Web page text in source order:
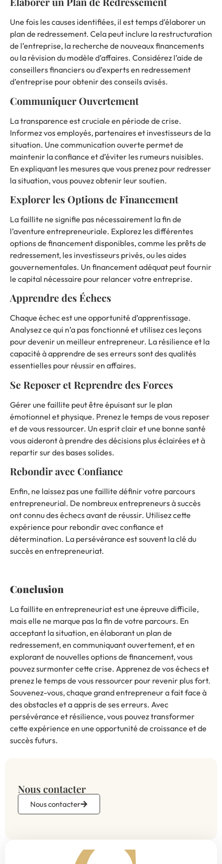
Une fois les causes identifiées, il est temps d’élaborer un
plan de redressement. Cela peut inclure la restructuration
de l’entreprise, la recherche de nouveaux financements
ou la révision du modèle d’affaires. Considérez l’aide de
conseillers financiers ou d’experts en redressement
d’entreprise pour obtenir des conseils avisés.
Communiquer Ouvertement
La transparence est cruciale en période de crise.
Informez vos employés, partenaires et investisseurs de la
situation. Une communication ouverte permet de
maintenir la confiance et d’éviter les rumeurs nuisibles.
En expliquant les mesures que vous prenez pour redresser
la situation, vous pouvez obtenir leur soutien.
Explorer les Options de Financement
La faillite ne signifie pas nécessairement la fin de
l’aventure entrepreneuriale. Explorez les différentes
options de financement disponibles, comme les prêts de
redressement, les investisseurs privés, ou les aides
gouvernementales. Un financement adéquat peut fournir
le capital nécessaire pour relancer votre entreprise.
Apprendre des Échecs
Chaque échec est une opportunité d’apprentissage.
Analysez ce qui n’a pas fonctionné et utilisez ces leçons
pour devenir un meilleur entrepreneur. La résilience et la
capacité à apprendre de ses erreurs sont des qualités
essentielles pour réussir en affaires.
Se Reposer et Reprendre des Forces
Gérer une faillite peut être épuisant sur le plan
émotionnel et physique. Prenez le temps de vous reposer
et de vous ressourcer. Un esprit clair et une bonne santé
vous aideront à prendre des décisions plus éclairées et à
repartir sur des bases solides.
Rebondir avec Confiance
Enfin, ne laissez pas une faillite définir votre parcours
entrepreneurial. De nombreux entrepreneurs à succès
ont connu des échecs avant de réussir. Utilisez cette
expérience pour rebondir avec confiance et
détermination. La persévérance est souvent la clé du
succès en entrepreneuriat.
Conclusion
La faillite en entrepreneuriat est une épreuve difficile,
mais elle ne marque pas la fin de votre parcours. En
acceptant la situation, en élaborant un plan de
redressement, en communiquant ouvertement, et en
explorant de nouvelles options de financement, vous
pouvez surmonter cette crise. Apprenez de vos échecs et
prenez le temps de vous ressourcer pour revenir plus fort.
Souvenez-vous, chaque grand entrepreneur a fait face à
des obstacles et a appris de ses erreurs. Avec
persévérance et résilience, vous pouvez transformer
cette expérience en une opportunité de croissance et de
succès futurs.
Nous contacter
Nous contacter